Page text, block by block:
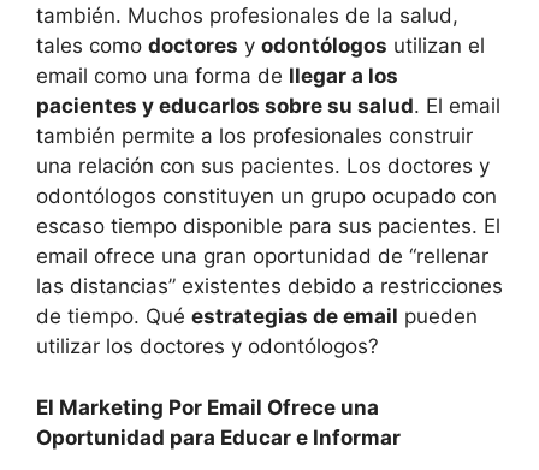
también. Muchos profesionales de la salud,
tales como doctores y odontólogos utilizan el
email como una forma de llegar a los
pacientes y educarlos sobre su salud. El email
también permite a los profesionales construir
una relación con sus pacientes. Los doctores y
odontólogos constituyen un grupo ocupado con
escaso tiempo disponible para sus pacientes. El
email ofrece una gran oportunidad de “rellenar
las distancias” existentes debido a restricciones
de tiempo. Qué estrategias de email pueden
utilizar los doctores y odontólogos?
El Marketing Por Email Ofrece una
Oportunidad para Educar e Informar